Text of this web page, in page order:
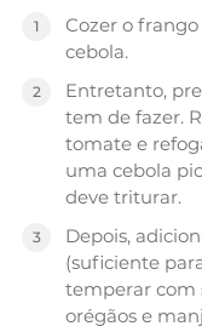
Cozer o
cebola.
Entretanto,
tem de fazer.
tomate e
uma cebola
deve triturar.
Depois,
(suficiente
temperar com
orégãos e